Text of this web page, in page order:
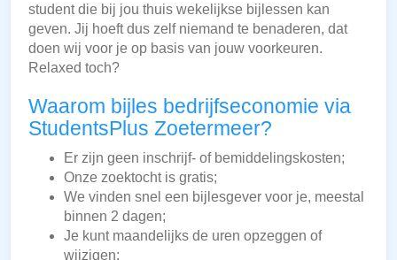
student die bij jou thuis wekelijkse bijlessen kan
geven. Jij hoeft dus zelf niemand te benaderen, dat
doen wij voor je op basis van jouw voorkeuren.
Relaxed toch?
Waarom bijles bedrijfseconomie via
StudentsPlus Zoetermeer?
Er zijn geen inschrijf- of bemiddelingskosten;
Onze zoektocht is gratis;
We vinden snel een bijlesgever voor je, meestal
binnen 2 dagen;
Je kunt maandelijks de uren opzeggen of
wijzigen;